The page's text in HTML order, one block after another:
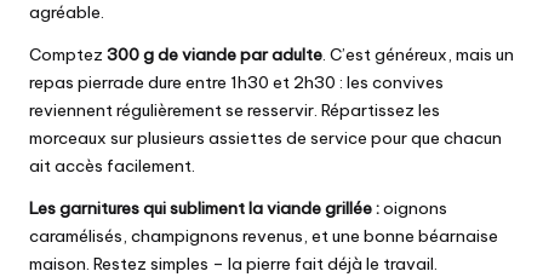
agréable.
Comptez 300 g de viande par adulte. C’est généreux, mais un
repas pierrade dure entre 1h30 et 2h30 : les convives
reviennent régulièrement se resservir. Répartissez les
morceaux sur plusieurs assiettes de service pour que chacun
ait accès facilement.
Les garnitures qui subliment la viande grillée :oignons
caramélisés, champignons revenus, et une bonne béarnaise
maison. Restez simples – la pierre fait déjà le travail.